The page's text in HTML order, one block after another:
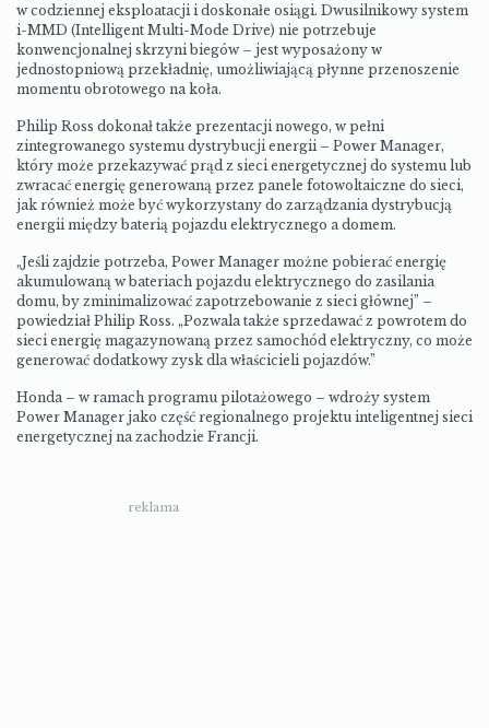
w codziennej eksploatacji i doskonałe osiągi. Dwusilnikowy system
i-MMD (Intelligent Multi-Mode Drive) nie potrzebuje
konwencjonalnej skrzyni biegów – jest wyposażony w
jednostopniową przekładnię, umożliwiającą płynne przenoszenie
momentu obrotowego na koła.
Philip Ross dokonał także prezentacji nowego, w pełni
zintegrowanego systemu dystrybucji energii – Power Manager,
który może przekazywać prąd z sieci energetycznej do systemu lub
zwracać energię generowaną przez panele fotowoltaiczne do sieci,
jak również może być wykorzystany do zarządzania dystrybucją
energii między baterią pojazdu elektrycznego a domem.
„Jeśli zajdzie potrzeba, Power Manager możne pobierać energię
akumulowaną w bateriach pojazdu elektrycznego do zasilania
domu, by zminimalizować zapotrzebowanie z sieci głównej” –
powiedział Philip Ross. „Pozwala także sprzedawać z powrotem do
sieci energię magazynowaną przez samochód elektryczny, co może
generować dodatkowy zysk dla właścicieli pojazdów.”
Honda – w ramach programu pilotażowego – wdroży system
Power Manager jako część regionalnego projektu inteligentnej sieci
energetycznej na zachodzie Francji.
reklama